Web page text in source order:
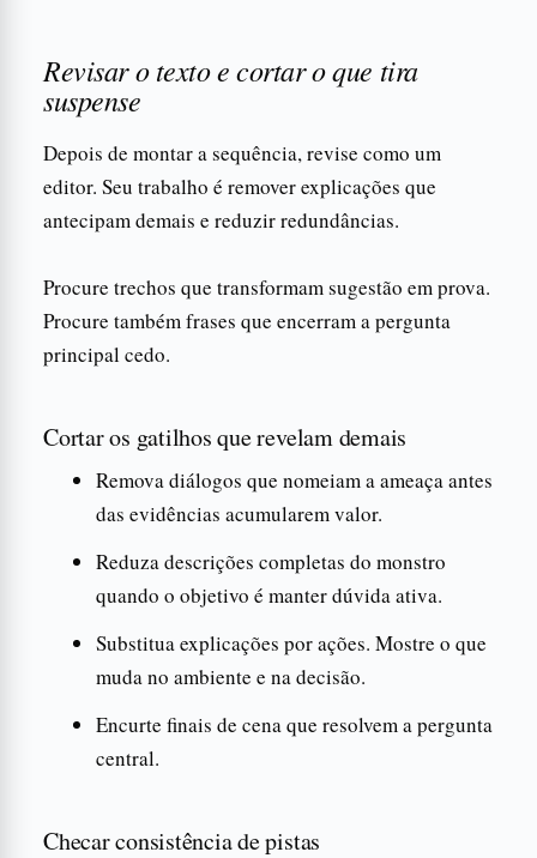
Revisar o texto e cortar o que tira
suspense
Depois de montar a sequência, revise como um
editor. Seu trabalho é remover explicações que
antecipam demais e reduzir redundâncias.
Procure trechos que transformam sugestão em prova.
Procure também frases que encerram a pergunta
principal cedo.
Cortar os gatilhos que revelam demais
Remova diálogos que nomeiam a ameaça antes
das evidências acumularem valor.
Reduza descrições completas do monstro
quando o objetivo é manter dúvida ativa.
Substitua explicações por ações. Mostre o que
muda no ambiente e na decisão.
Encurte finais de cena que resolvem a pergunta
central.
Checar consistência de pistas